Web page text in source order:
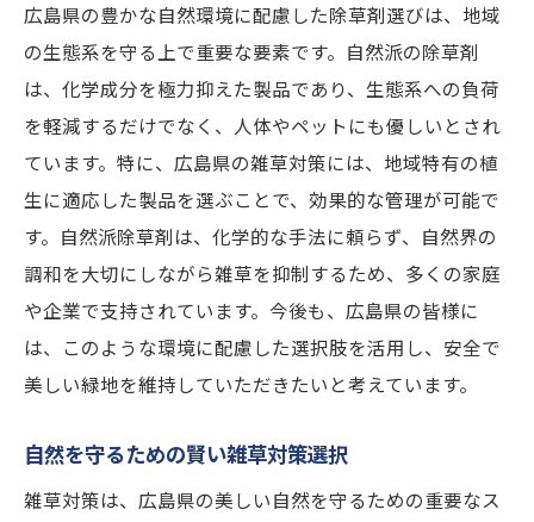
広島県の豊かな自然環境に配慮した除草剤選びは、地域
の生態系を守る上で重要な要素です。自然派の除草剤
は、化学成分を極力抑えた製品であり、生態系への負荷
を軽減するだけでなく、人体やペットにも優しいとされ
ています。特に、広島県の雑草対策には、地域特有の植
生に適応した製品を選ぶことで、効果的な管理が可能で
す。自然派除草剤は、化学的な手法に頼らず、自然界の
調和を大切にしながら雑草を抑制するため、多くの家庭
や企業で支持されています。今後も、広島県の皆様に
は、このような環境に配慮した選択肢を活用し、安全で
美しい緑地を維持していただきたいと考えています。
自然を守るための賢い雑草対策選択
雑草対策は、広島県の美しい自然を守るための重要なス